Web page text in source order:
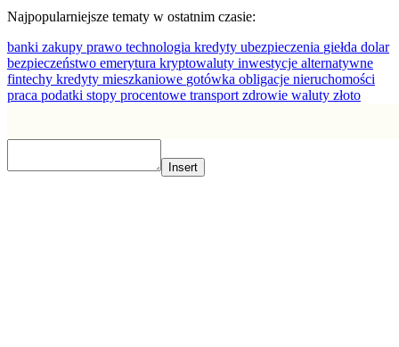
Najpopularniejsze tematy w ostatnim czasie:
banki zakupy prawo technologia kredyty ubezpieczenia giełda dolar
bezpieczeństwo emerytura kryptowaluty inwestycje alternatywne
fintechy kredyty mieszkaniowe gotówka obligacje nieruchomości
praca podatki stopy procentowe transport zdrowie waluty złoto
Insert